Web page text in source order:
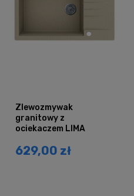
Zlewozmywak
granitowy z
ociekaczem LIMA
629,00 zł